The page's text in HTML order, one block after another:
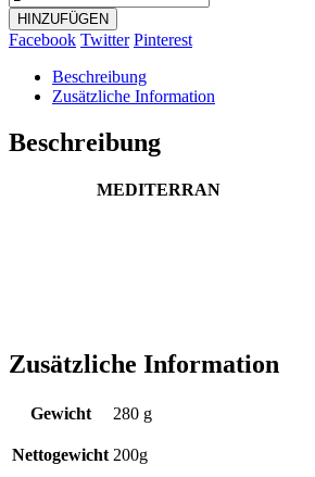
HINZUFÜGEN
Facebook Twitter Pinterest
Beschreibung
Zusätzliche Information
Beschreibung
MEDITERRAN
Zusätzliche Information
Gewicht 280 g
Nettogewicht 200g